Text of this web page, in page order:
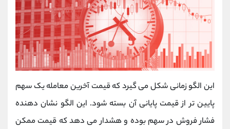
این الگو زمانی شکل می‌ گیرد که قیمت آخرین معامله یک سهم
پایین‌ تر از قیمت پایانی آن بسته شود. این الگو نشان‌ دهنده
فشار فروش در سهم بوده و هشدار می ‌دهد که قیمت ممکن